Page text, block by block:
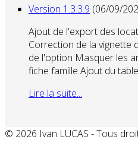
Version 1.3.3.9 (06/09/
Ajout de l'export des
Correction de la vignette
de l'option Masquer les
fiche famille Ajout du
Lire la suite...
© 2026 Ivan LUCAS - Tous